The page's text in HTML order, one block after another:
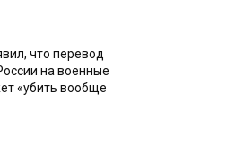
что перевод
на военные
«убить вообще